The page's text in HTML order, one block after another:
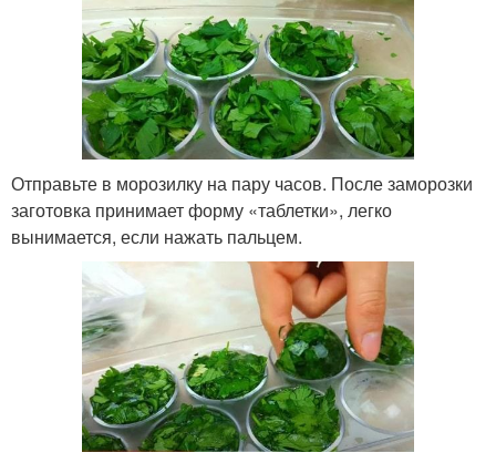
Отправьте в морозилку на пару часов. После заморозки
заготовка принимает форму «таблетки», легко
вынимается, если нажать пальцем.